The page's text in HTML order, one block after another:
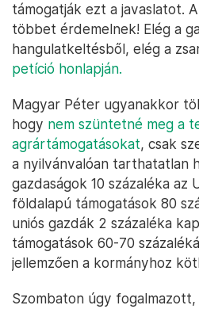
támogatják ezt a javaslatot.
többet érdemelnek! Elég a
hangulatkeltésből, elég a
petíció honlapján.
Magyar Péter ugyanakkor
hogy nem szüntetné meg a
agrártámogatásokat, csak
a nyilvánvalóan tarthatatlan
gazdaságok 10 százaléka az
földalapú támogatások 80
uniós gazdák 2 százaléka
támogatások 60-70
jellemzően a kormányhoz
Szombaton úgy